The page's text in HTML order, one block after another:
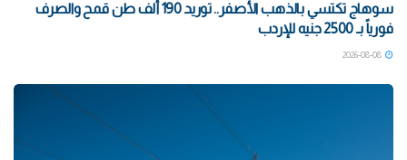
سوهاج تكتسي بالذهب الأصفر.. توريد 190 ألف طن قمح والصرف
فورياً بـ 2500 جنيه للإردب